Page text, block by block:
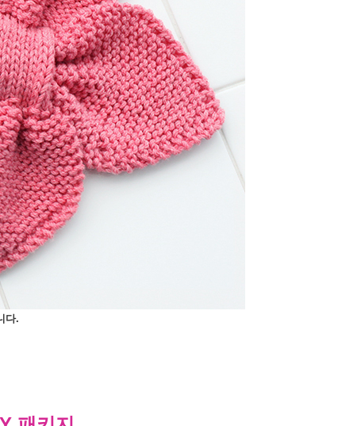
다.